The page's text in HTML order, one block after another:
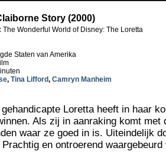
Story (2000)
The Wonderful World of Disney: The Loretta
Staten van Amerika
, Tina Lifford, Camryn Manheim
Loretta heeft in haar
Als zij in aanraking komt met
waar ze goed in is. Uiteindelijk
en ontroerend waargebeurd